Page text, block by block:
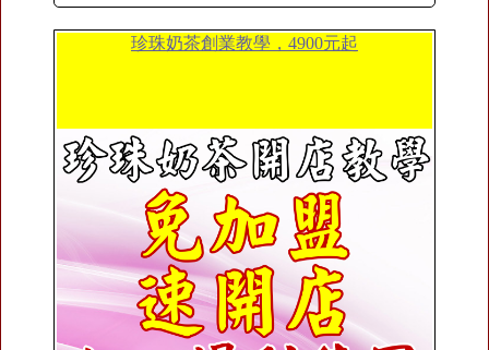
珍珠奶茶創業教學，4900元起